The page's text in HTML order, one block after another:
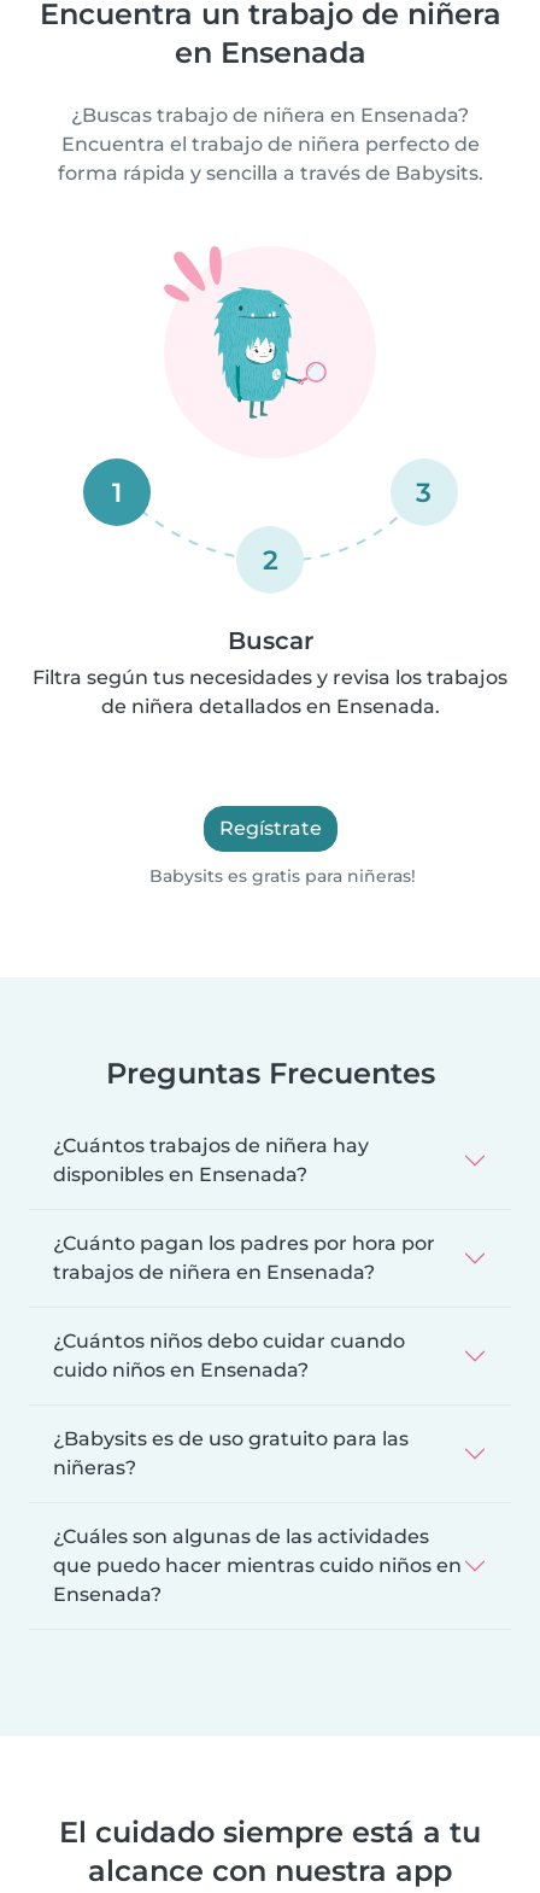
Encuentra un trabajo de niñera
en Ensenada
¿Buscas trabajo de niñera en Ensenada?
Encuentra el trabajo de niñera perfecto de
forma rápida y sencilla a través de Babysits.
1
2
3
Buscar
Filtra según tus necesidades y revisa los trabajos
de niñera detallados en Ensenada.
Regístrate
Babysits es gratis para niñeras!
Preguntas Frecuentes
¿Cuántos trabajos de niñera hay
disponibles en Ensenada?
¿Cuánto pagan los padres por hora por
trabajos de niñera en Ensenada?
¿Cuántos niños debo cuidar cuando
cuido niños en Ensenada?
¿Babysits es de uso gratuito para las
niñeras?
¿Cuáles son algunas de las actividades
que puedo hacer mientras cuido niños en
Ensenada?
El cuidado siempre está a tu
alcance con nuestra app